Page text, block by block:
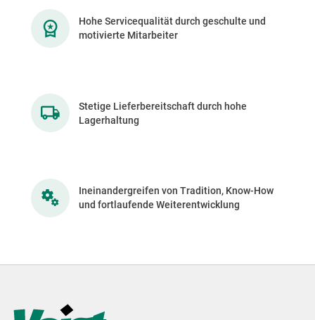
Hohe Servicequalität durch geschulte und
motivierte Mitarbeiter
Stetige Lieferbereitschaft durch hohe
Lagerhaltung
Ineinandergreifen von Tradition, Know-How
und fortlaufende Weiterentwicklung